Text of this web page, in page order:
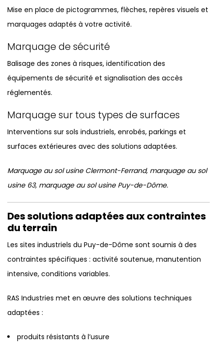
Mise en place de pictogrammes, flèches, repères visuels et
marquages adaptés à votre activité.
Marquage de sécurité
Balisage des zones à risques, identification des
équipements de sécurité et signalisation des accès
réglementés.
Marquage sur tous types de surfaces
Interventions sur sols industriels, enrobés, parkings et
surfaces extérieures avec des solutions adaptées.
Marquage au sol usine Clermont-Ferrand, marquage au sol
usine 63, marquage au sol usine Puy-de-Dôme.
Des solutions adaptées aux contraintes
du terrain
Les sites industriels du Puy-de-Dôme sont soumis à des
contraintes spécifiques : activité soutenue, manutention
intensive, conditions variables.
RAS Industries met en œuvre des solutions techniques
adaptées :
produits résistants à l’usure